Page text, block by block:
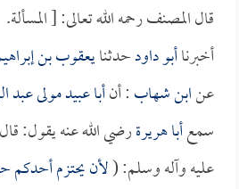
قال المصنف رحمه الله تعالى: [ المسألة.
أخبرناأبو داودحدثنايعقوب بن
عنابن شهاب: أنأبا عبيد مولى عبد
سمعأبا هريرةرضي الله عنه يقول:
عليه وآله وسلم: (لأن يحتزم